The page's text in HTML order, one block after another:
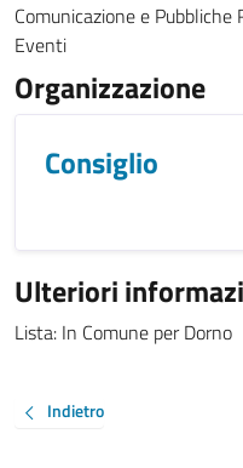
Comunicazione e
Eventi
Organizzazione
Consiglio
Ulteriori
Lista: In Comune per Dorno
Indietro